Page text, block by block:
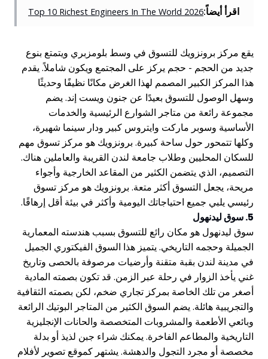
اقرأ أيضاً:Top 10 Richest Engineers In The World 2026
يقع مركز برونزويك للتسوق في وسط بلومزبري ويتمتع بنوع
جديد من الحجم - حجم يركز على المجتمع ويكون شاملاً. يقدم
هذا المركز الكبير المصمم لهذا الغرض مكانًا نظيفًا وحديثًا
وسهل الوصول للتسوق بعيدًا عن جنون ويست إند. يضم
مجموعة رائعة من متاجر الشوارع الرئيسية والخدمات
الأساسية وسوبر ماركت وايتروس كبير ودار سينما شهيرة،
وكلها تتمحور حول ساحة كبيرة. برونزويك هو مركز تسوق مهم
للسكان المحليين وطلاب جامعة لندن القريبة والعاملين هناك.
التصميم، الذي يتضمن الكثير من المقاعد الخارجية وأجواء
مريحة، يجعل التسوق أكثر متعة. برونزويك هو مركز تسوق
رئيسي يلبي جميع احتياجاتك اليومية وأكثر في بيئة أقل إرهاقًا.
5. سوق ليدنهول
سوق ليدنهول هو مكان رائع للتسوق بسبب هندسته المعمارية
الجميلة وحجمه التاريخي. يتميز هذا السوق الفيكتوري الجميل
في مدينة لندن بقبة متقنة وأرضيات مرصوفة بالحصى وتاريخ
غني يأخذ الزوار في رحلة عبر الزمن. قد تكون بصمته المادية
أصغر من تلك الخاصة بمركز تجاري ضخم، لكن بصمته الثقافية
والتجريبية هائلة. يضم السوق الكثير من المتاجر البوتيك الرائعة
وبائعي الأطعمة والمشروبات المتخصصة والحانات الإنجليزية
التاريخية والمطاعم الفاخرة. يمكنك شراء جبن لذيذ أو بدلة
مخصصة أو مجرد التجول والدهشة. يشتهر كموقع تصوير لأفلام